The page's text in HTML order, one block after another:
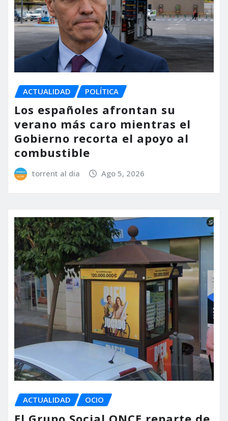
ACTUALIDAD POLÍTICA
Los españoles afrontan su
verano más caro mientras el
Gobierno recorta el apoyo al
combustible
torrent al dia Ago 5, 2026
ACTUALIDAD OCIO